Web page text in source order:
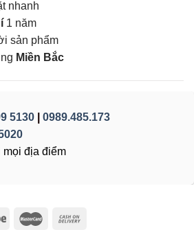
nhanh
1 năm
sản phẩm
Miền Bắc
5130
0989.485.173
địa điểm